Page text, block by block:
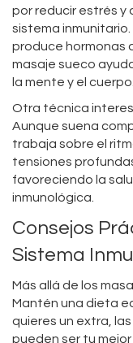
por reducir estrés y
sistema
produce hormonas
masaje sueco
la mente y el cuerpo.
Otra técnica
Aunque suena
trabaja sobre el
tensiones
favoreciendo la
inmunológica.
Consejos
Sistema
Más allá de los
Mantén una dieta
quieres un extra,
pueden ser tu